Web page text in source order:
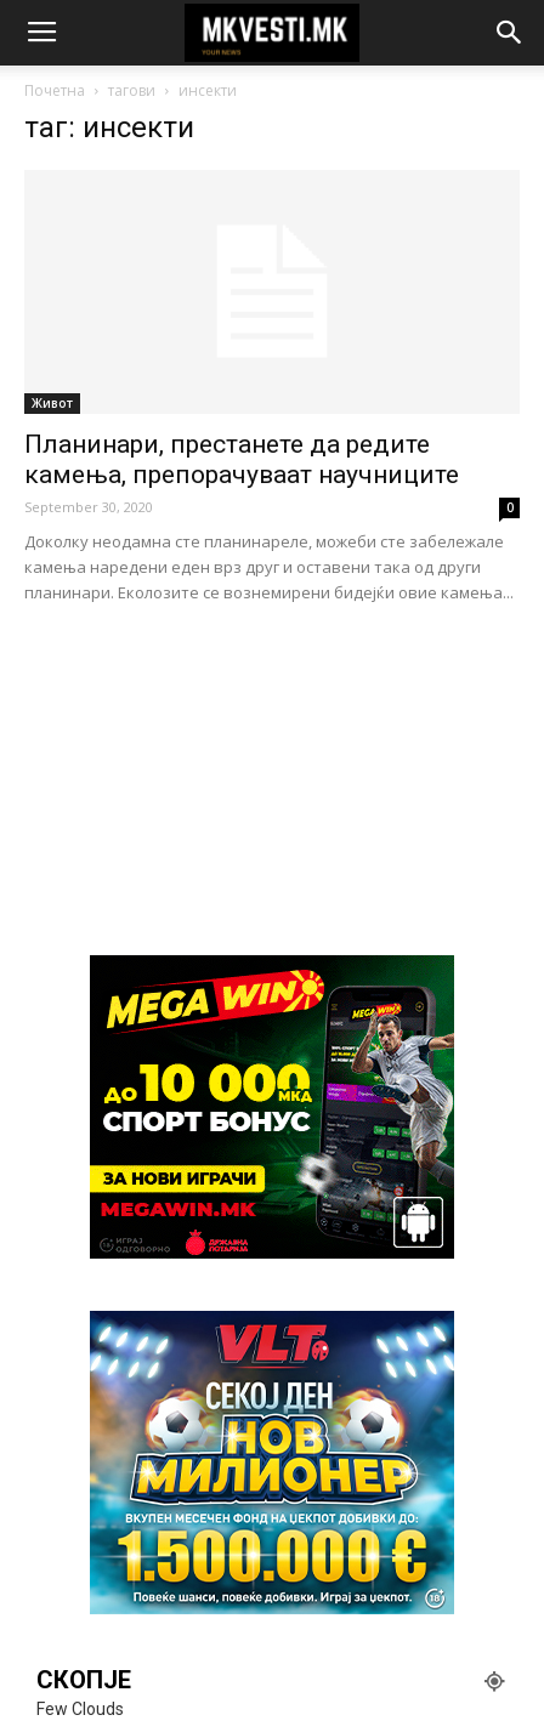
Почетна тагови инсекти
таг: инсекти
Живот
Планинари, престанете да редите
камења, препорачуваат научниците
September 30, 2020 0
Доколку неодамна сте планинареле, можеби сте забележале
камења наредени еден врз друг и оставени така од други
планинари. Еколозите се вознемирени бидејќи овие камења...
СКОПЈЕ
Few Clouds